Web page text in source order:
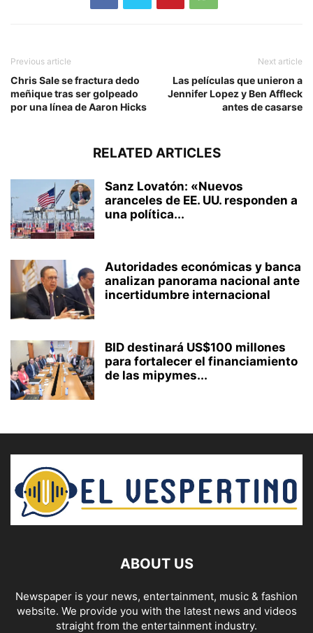
Previous article
Chris Sale se fractura dedo
meñique tras ser golpeado
por una línea de Aaron Hicks
Next article
Las películas que unieron a
Jennifer Lopez y Ben Affleck
antes de casarse
RELATED ARTICLES
Sanz Lovatón: «Nuevos
aranceles de EE. UU. responden a
una política...
Autoridades económicas y banca
analizan panorama nacional ante
incertidumbre internacional
BID destinará US$100 millones
para fortalecer el financiamiento
de las mipymes...
ABOUT US
Newspaper is your news, entertainment, music & fashion
website. We provide you with the latest news and videos
straight from the entertainment industry.